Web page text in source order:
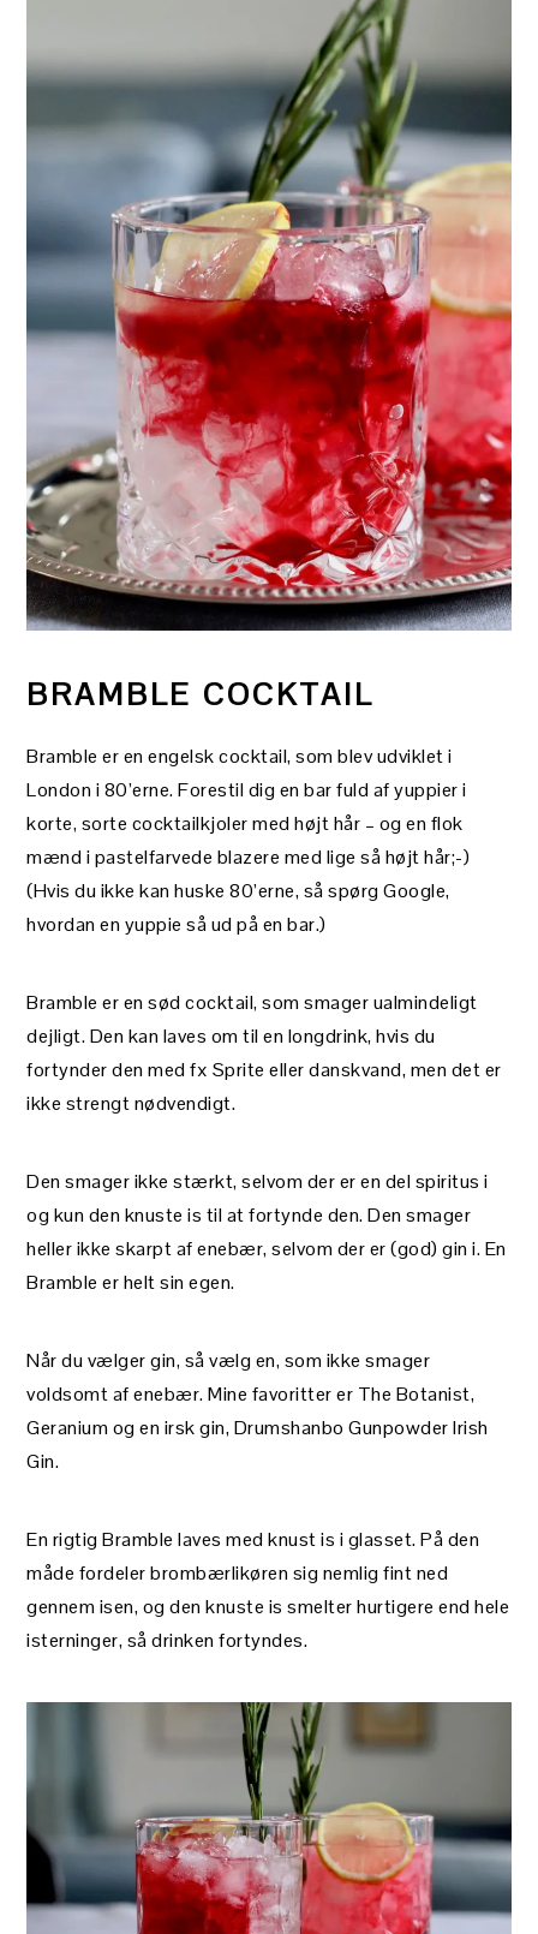
BRAMBLE COCKTAIL
Bramble er en engelsk cocktail, som blev udviklet i
London i 80’erne. Forestil dig en bar fuld af yuppier i
korte, sorte cocktailkjoler med højt hår – og en flok
mænd i pastelfarvede blazere med lige så højt hår;-)
(Hvis du ikke kan huske 80’erne, så spørg Google,
hvordan en yuppie så ud på en bar.)
Bramble er en sød cocktail, som smager ualmindeligt
dejligt. Den kan laves om til en longdrink, hvis du
fortynder den med fx Sprite eller danskvand, men det er
ikke strengt nødvendigt.
Den smager ikke stærkt, selvom der er en del spiritus i
og kun den knuste is til at fortynde den. Den smager
heller ikke skarpt af enebær, selvom der er (god) gin i. En
Bramble er helt sin egen.
Når du vælger gin, så vælg en, som ikke smager
voldsomt af enebær. Mine favoritter er The Botanist,
Geranium og en irsk gin, Drumshanbo Gunpowder Irish
Gin.
En rigtig Bramble laves med knust is i glasset. På den
måde fordeler brombærlikøren sig nemlig fint ned
gennem isen, og den knuste is smelter hurtigere end hele
isterninger, så drinken fortyndes.